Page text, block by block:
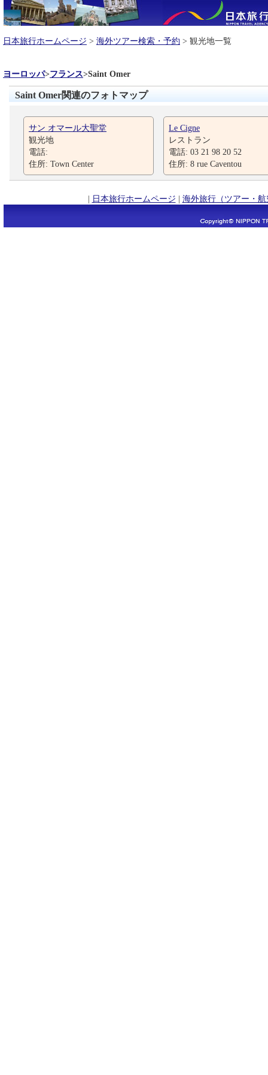
日本旅行ホームページ > 海外ツアー検索・予約 > 観光地一覧
ヨーロッパ>フランス>Saint Omer
Saint Omer関連のフォトマップ
サン オマール大聖堂
観光地
電話:
住所: Town Center
Le Cigne
レストラン
電話: 03 21 98 20 52
住所: 8 rue Caventou
| 日本旅行ホームページ | 海外旅行（ツアー・航